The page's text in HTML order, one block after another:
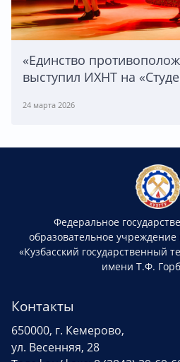
«Единство
выступил ИХНТ на
24 марта 2026
Федеральное
образовательное
«Кузбасский государственный
имени Т.Ф.
Контакты
650000, г. Кемерово,
ул. Весенняя, 28